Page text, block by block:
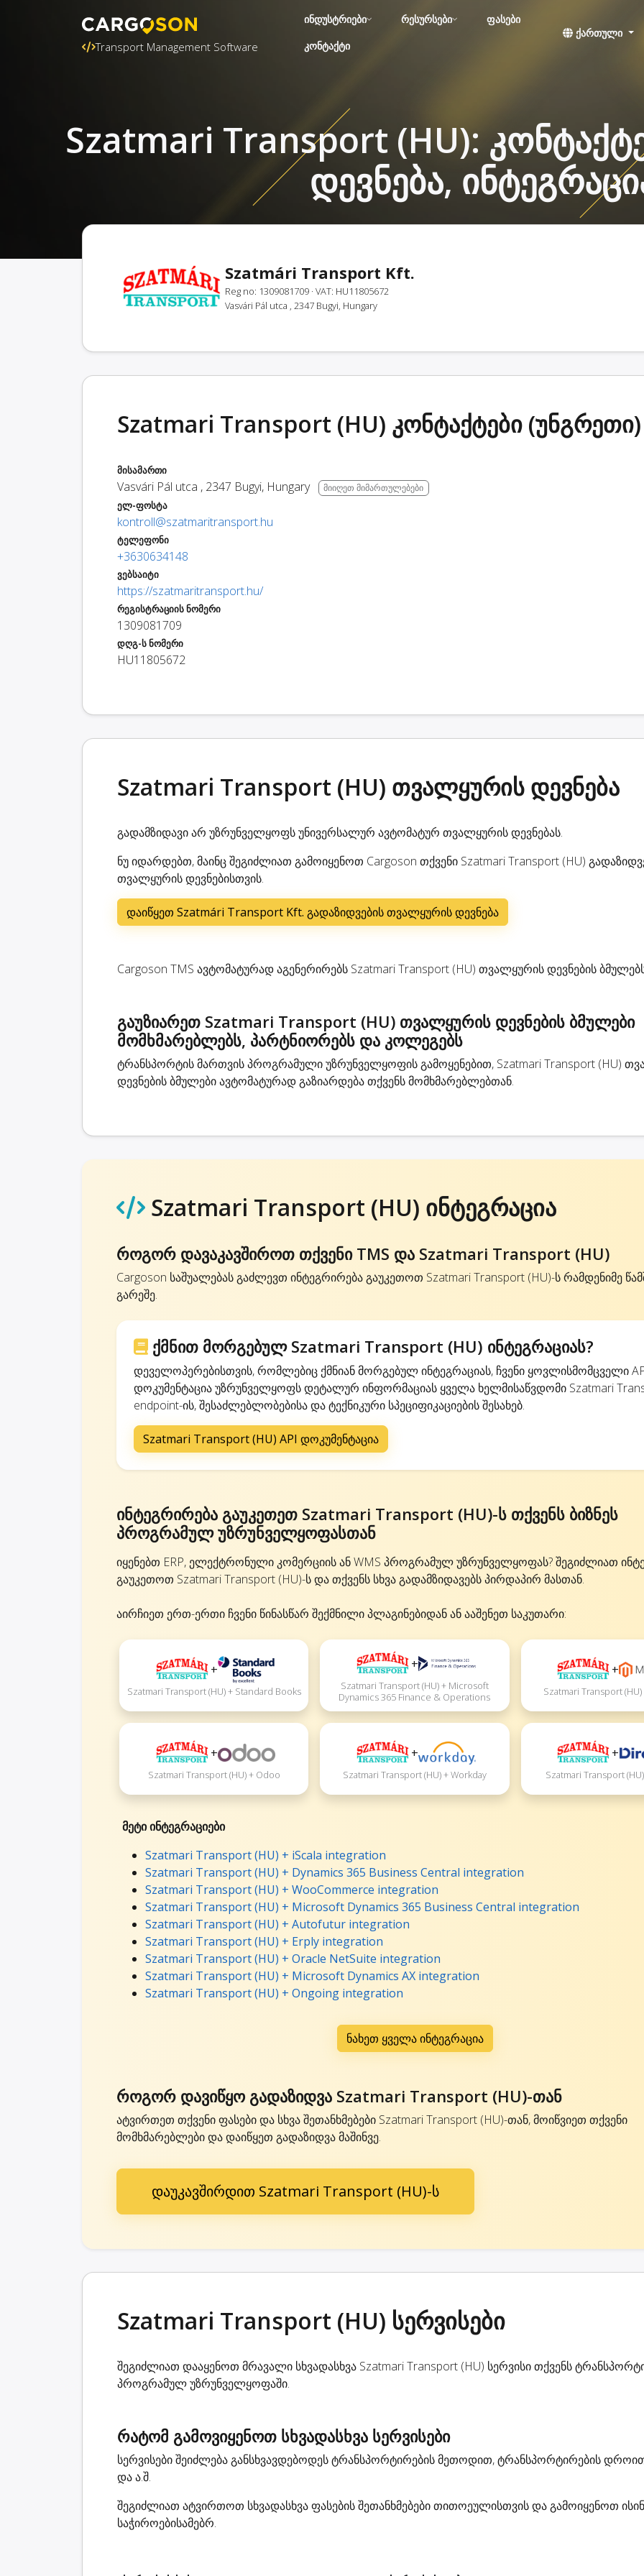
Transport Management Software
ინდუსტრიები რესურსები
ფასები
კონტაქტი
ქართული
Szatmari Transport (HU):
დევნება,
Szatmári Transport Kft.
Reg no: 1309081709 · VAT: HU11805672
Vasvári Pál utca , 2347 Bugyi, Hungary
Szatmari Transport (HU) კონტაქტები (უნგრეთი)
მისამართი
Vasvári Pál utca , 2347 Bugyi, Hungary მიიღეთ მიმართულებები
ელ-ფოსტა
kontroll@szatmaritransport.hu
ტელეფონი
+3630634148
ვებსაიტი
https://szatmaritransport.hu/
რეგისტრაციის ნომერი
1309081709
დღგ-ს ნომერი
HU11805672
Szatmari Transport (HU) თვალყურის დევნება
გადამზიდავი არ უზრუნველყოფს უნივერსალურ ავტომატურ თვალყურის დევნებას.
ნუ იდარდებთ, მაინც შეგიძლიათ გამოიყენოთ Cargoson თქვენი Szatmari Transport (HU)
თვალყურის დევნებისთვის.
დაიწყეთ Szatmári Transport Kft. გადაზიდვების თვალყურის დევნება
Cargoson TMS ავტომატურად აგენერირებს Szatmari Transport (HU) თვალყურის დევნების
გაუზიარეთ Szatmari Transport (HU) თვალყურის დევნების ბმულები
მომხმარებლებს, პარტნიორებს და კოლეგებს
ტრანსპორტის მართვის პროგრამული უზრუნველყოფის გამოყენებით, Szatmari Transport (HU)
დევნების ბმულები ავტომატურად გაზიარდება თქვენს მომხმარებლებთან.
Szatmari Transport (HU) ინტეგრაცია
როგორ დავაკავშიროთ თქვენი TMS და Szatmari Transport (HU)
Cargoson საშუალებას გაძლევთ ინტეგრირება გაუკეთოთ Szatmari Transport (HU)-ს რამდენიმე
გარეშე.
ქმნით მორგებულ Szatmari Transport (HU) ინტეგრაციას?
დეველოპერებისთვის, რომლებიც ქმნიან მორგებულ ინტეგრაციას, ჩვენი ყოვლისმომცველი
დოკუმენტაცია უზრუნველყოფს დეტალურ ინფორმაციას ყველა ხელმისაწვდომი Szatmari
endpoint-ის, შესაძლებლობებისა და ტექნიკური სპეციფიკაციების შესახებ.
Szatmari Transport (HU) API დოკუმენტაცია
ინტეგრირება გაუკეთეთ Szatmari Transport (HU)-ს თქვენს ბიზნეს
პროგრამულ უზრუნველყოფასთან
იყენებთ ERP, ელექტრონული კომერციის ან WMS პროგრამულ უზრუნველყოფას? შეგიძლიათ
გაუკეთოთ Szatmari Transport (HU)-ს და თქვენს სხვა გადამზიდავებს პირდაპირ მასთან.
აირჩიეთ ერთ-ერთი ჩვენი წინასწარ შექმნილი პლაგინებიდან ან ააშენეთ საკუთარი:
+
Szatmari Transport (HU) + Standard Books
+
Szatmari Transport (HU) + Microsoft
Dynamics 365 Finance & Operations
+
Szatmari Transport
+
Szatmari Transport (HU) + Odoo
+
Szatmari Transport (HU) + Workday
+
Szatmari Transport
მეტი ინტეგრაციები
Szatmari Transport (HU) + iScala integration
Szatmari Transport (HU) + Dynamics 365 Business Central integration
Szatmari Transport (HU) + WooCommerce integration
Szatmari Transport (HU) + Microsoft Dynamics 365 Business Central integration
Szatmari Transport (HU) + Autofutur integration
Szatmari Transport (HU) + Erply integration
Szatmari Transport (HU) + Oracle NetSuite integration
Szatmari Transport (HU) + Microsoft Dynamics AX integration
Szatmari Transport (HU) + Ongoing integration
ნახეთ ყველა ინტეგრაცია
როგორ დავიწყო გადაზიდვა Szatmari Transport (HU)-თან
ატვირთეთ თქვენი ფასები და სხვა შეთანხმებები Szatmari Transport (HU)-თან, მოიწვიეთ თქვენი
მომხმარებლები და დაიწყეთ გადაზიდვა მაშინვე.
დაუკავშირდით Szatmari Transport (HU)-ს
Szatmari Transport (HU) სერვისები
შეგიძლიათ დააყენოთ მრავალი სხვადასხვა Szatmari Transport (HU) სერვისი თქვენს
პროგრამულ უზრუნველყოფაში.
რატომ გამოვიყენოთ სხვადასხვა სერვისები
სერვისები შეიძლება განსხვავდებოდეს ტრანსპორტირების მეთოდით, ტრანსპორტირების
და ა.შ.
შეგიძლიათ ატვირთოთ სხვადასხვა ფასების შეთანხმებები თითოეულისთვის და გამოიყენოთ
საჭიროებისამებრ.